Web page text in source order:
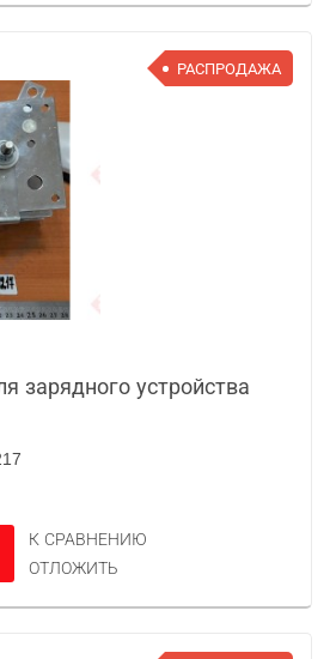
РАСПРОДАЖА
зарядного устройства
К СРАВНЕНИЮ
ОТЛОЖИТЬ